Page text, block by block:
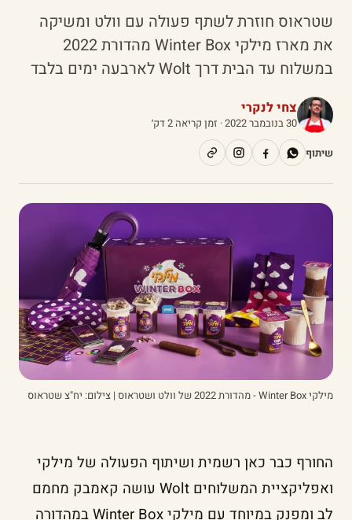
שטראוס חוזרת לשתף פעולה עם וולט ומשיקה
את מארז מילקי Winter Box מהדורת 2022
במשלוח עד הבית דרך Wolt לארבעה ימים בלבד
צחי לנקרי
30 בנובמבר 2022
· זמן קריאה 2 דק׳
שיתוף
מילקי Winter Box - מהדורת 2022 של וולט ושטראוס | צילום: יח"צ שטראוס
החורף כבר כאן רשמית ושיתוף הפעולה של מילקי
ואפליקציית המשלוחים Wolt עושה קאמבק מחמם
לב ומפנק במיוחד עם מילקי Winter Box במהדורה